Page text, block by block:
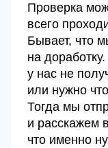
Проверка
всего
Бывает, что
на
у нас не
или нужно
Тогда мы
и расскажем
что именно